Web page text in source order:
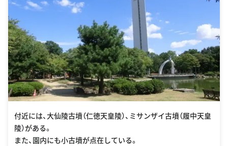
付近には、大仙陵古墳（仁徳天皇陵）、ミサンザイ古墳（履中天皇
陵）がある。
また、園内にも小古墳が点在している。